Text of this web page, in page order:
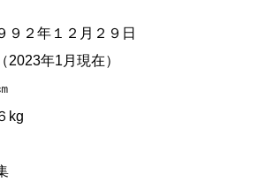
９２年１２月２９日
2023年1月現在）
kg